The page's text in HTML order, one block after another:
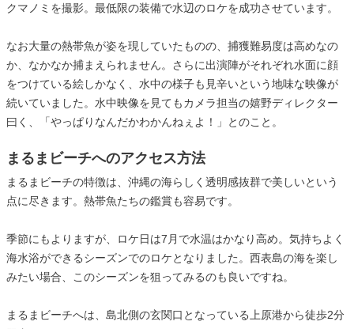
クマノミを撮影。最低限の装備で水辺のロケを成功させています。
なお大量の熱帯魚が姿を現していたものの、捕獲難易度は高めなの
か、なかなか捕まえられません。さらに出演陣がそれぞれ水面に顔
をつけている絵しかなく、水中の様子も見辛いという地味な映像が
続いていました。水中映像を見てもカメラ担当の嬉野ディレクター
曰く、「やっぱりなんだかわかんねぇよ！」とのこと。
まるまビーチへのアクセス方法
まるまビーチの特徴は、沖縄の海らしく透明感抜群で美しいという
点に尽きます。熱帯魚たちの鑑賞も容易です。
季節にもよりますが、ロケ日は7月で水温はかなり高め。気持ちよく
海水浴ができるシーズンでのロケとなりました。西表島の海を楽し
みたい場合、このシーズンを狙ってみるのも良いですね。
まるまビーチへは、島北側の玄関口となっている上原港から徒歩2分